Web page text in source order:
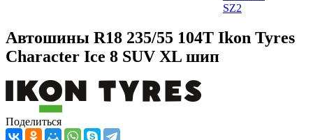
SZ2
Автошины R18 235/55 104T Ikon Tyres
Character Ice 8 SUV XL шип
Поделиться